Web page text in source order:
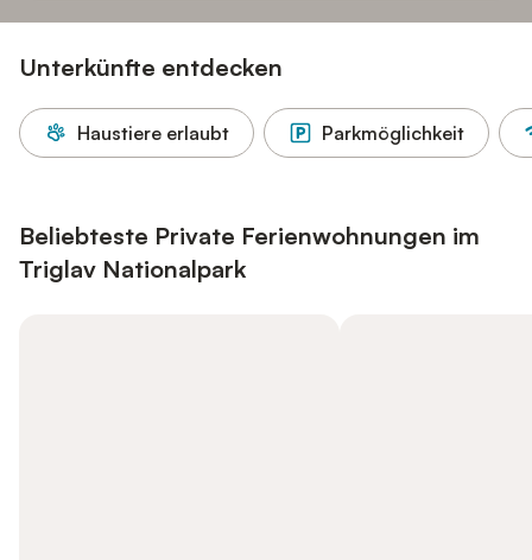
Unterkünfte entdecken
Haustiere erlaubt Parkmöglichkeit
Beliebteste Private Ferienwohnungen im
Triglav Nationalpark